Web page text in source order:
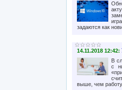
задаются как
14.11.2018 12:42:
В
с
выше, чем